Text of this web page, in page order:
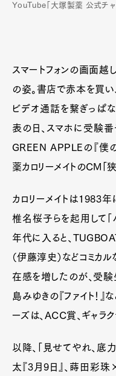
YouTube「大塚製薬 公式チャ
スマートフォンの画面
の姿。書店で赤本を買い
ビデオ通話を繋ぎっぱ
表の日、スマホに受験
GREEN APPLEの『僕
薬カロリーメイトのCM「
カロリーメイトは1983
椎名桜子らを起用して「
年代に入ると、
（伊藤淳史）などコミカ
在感を増したのが、受験
島みゆきの『ファイト！』
ーズは、ACC賞、ギャラ
以降、「見せてやれ、底
太『3月9日』、蒔田彩